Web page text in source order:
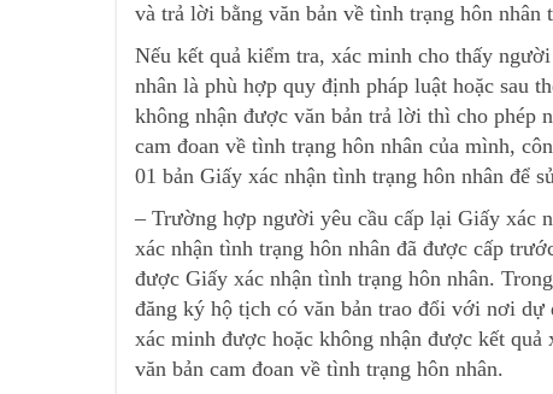
và trả lời bằng văn bản về tình trạng hôn
Nếu kết quả kiểm tra, xác minh cho thấy
nhân là phù hợp quy định pháp luật hoặc sau
không nhận được văn bản trả lời thì cho phép
cam đoan về tình trạng hôn nhân của mình,
01 bản Giấy xác nhận tình trạng hôn nhân để
– Trường hợp người yêu cầu cấp lại Giấy xác
xác nhận tình trạng hôn nhân đã được cấp
được Giấy xác nhận tình trạng hôn nhân.
đăng ký hộ tịch có văn bản trao đổi với nơi
xác minh được hoặc không nhận được kết
văn bản cam đoan về tình trạng hôn nhân.